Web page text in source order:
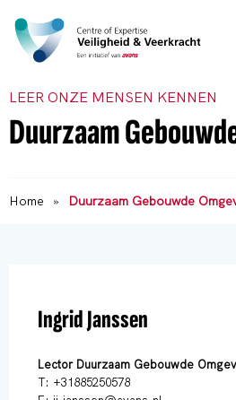
LEER ONZE MENSEN KENNEN
Duurzaam
Home » Duurzaam Gebouwde
Ingrid Janssen
Lector Duurzaam Gebouwde
T: +31885250578